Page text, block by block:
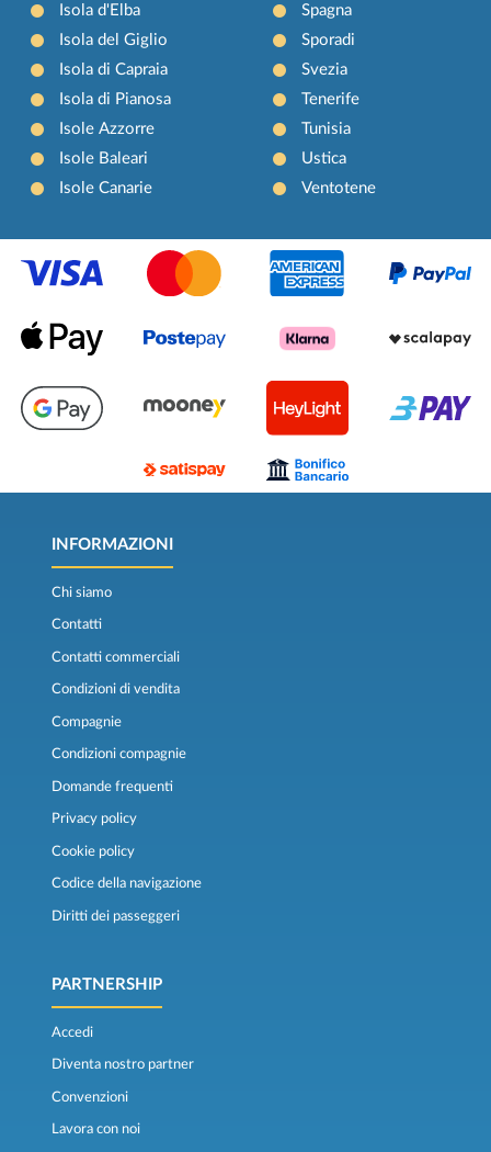
Isola d'Elba
Isola del Giglio
Isola di Capraia
Isola di Pianosa
Isole Azzorre
Isole Baleari
Isole Canarie
Spagna
Sporadi
Svezia
Tenerife
Tunisia
Ustica
Ventotene
INFORMAZIONI
Chi siamo
Contatti
Contatti commerciali
Condizioni di vendita
Compagnie
Condizioni compagnie
Domande frequenti
Privacy policy
Cookie policy
Codice della navigazione
Diritti dei passeggeri
PARTNERSHIP
Accedi
Diventa nostro partner
Convenzioni
Lavora con noi